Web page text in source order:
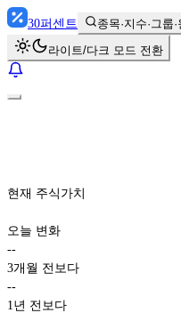
30퍼센트 종목·지수·그룹
라이트/다크 모드 전환
현재 주식가치
오늘 변화
--
3개월 전보다
--
1년 전보다